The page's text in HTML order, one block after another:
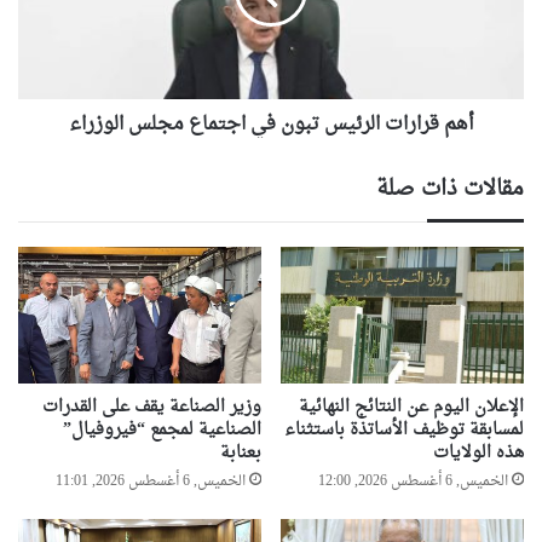
و
ز
ب
ا
ل
ل
ق
ب
ا
ل
ع
ا
م
ئ
ي
س
ت
ب
و
ن
ف
ي
ا
ج
ت
ا
أهم قرارات الرئيس تبون في اجتماع مجلس الوزراء
مقالات ذات صلة
الإعلان اليوم عن النتائج النهائية
لمسابقة توظيف الأساتذة باستثناء
هذه الولايات
الخميس, 6 أغسطس 2026, 12:00
وزير الصناعة يقف على القدرات
الصناعية لمجمع “فيروفيال”
بعنابة
الخميس, 6 أغسطس 2026, 11:01